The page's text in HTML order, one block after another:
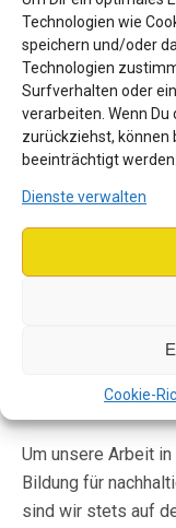
Technologien wie
speichern und/oder
Technologien
Surfverhalten oder
verarbeiten. Wenn
zurückziehst, können
beeinträchtigt werden.
Dienste verwalten
Cookie-
lediglich als
möchte sie
und vor allem
voranbringen.
Claudia wohnt in
unsere
sind sehr dankbar,
viel Nutzen bringt.
helfen, unsere
Zusammenarbeit
Um unsere Arbeit
Bildung für
sind wir stets auf